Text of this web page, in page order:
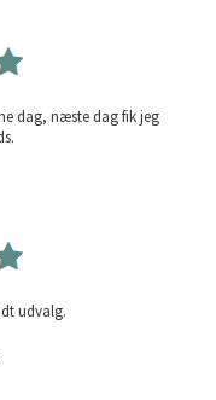
dag, næste dag fik jeg
udvalg.